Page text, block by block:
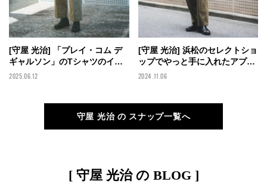
[守屋 光治] 「プレイ・コム デ
ギャルソン」のTシャツのイエ
ローを差し色に！ 愛用ブーツ
2025.06.12
[守屋 光治] 浜松のセレクトショ
ップでやっと手に入れたアプレ
ッセの即完チノパンが派手柄ス
2024.11.06
守屋 光治 の スナップ一覧へ
[ 守屋 光治 の BLOG ]